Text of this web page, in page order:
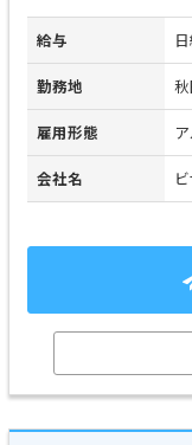
給与
勤務地
雇用形態
会社名